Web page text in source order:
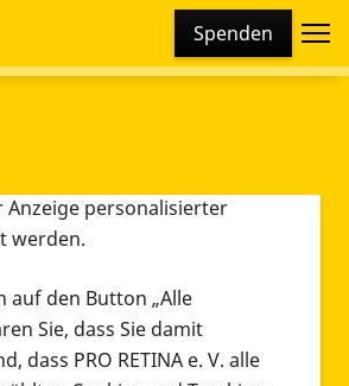
Spenden
verschiedene Cookies und
Dies beinhaltet Cookies und
Anzeige personalisierter
werden.
auf den Button „Alle
Sie, dass Sie damit
dass PRO RETINA e. V. alle